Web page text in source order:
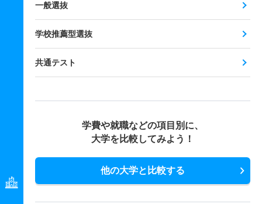
一般選抜
学校推薦型選抜
共通テスト
学費や就職などの項目別に、
大学を比較してみよう！
他の大学と比較する